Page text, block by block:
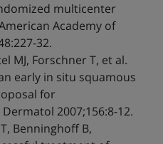
multicenter
Academy of
32.
MJ, Forschner T, et al.
early in situ squamous
for
2007;156:8-12.
Benninghoff B,